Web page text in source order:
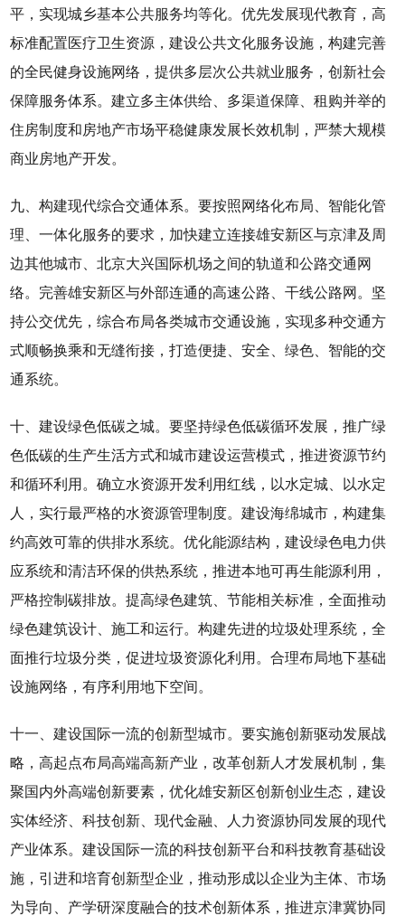
平，实现城乡基本公共服务均等化。优先发展现代教育，高
标准配置医疗卫生资源，建设公共文化服务设施，构建完善
的全民健身设施网络，提供多层次公共就业服务，创新社会
保障服务体系。建立多主体供给、多渠道保障、租购并举的
住房制度和房地产市场平稳健康发展长效机制，严禁大规模
商业房地产开发。
九、构建现代综合交通体系。要按照网络化布局、智能化管
理、一体化服务的要求，加快建立连接雄安新区与京津及周
边其他城市、北京大兴国际机场之间的轨道和公路交通网
络。完善雄安新区与外部连通的高速公路、干线公路网。坚
持公交优先，综合布局各类城市交通设施，实现多种交通方
式顺畅换乘和无缝衔接，打造便捷、安全、绿色、智能的交
通系统。
十、建设绿色低碳之城。要坚持绿色低碳循环发展，推广绿
色低碳的生产生活方式和城市建设运营模式，推进资源节约
和循环利用。确立水资源开发利用红线，以水定城、以水定
人，实行最严格的水资源管理制度。建设海绵城市，构建集
约高效可靠的供排水系统。优化能源结构，建设绿色电力供
应系统和清洁环保的供热系统，推进本地可再生能源利用，
严格控制碳排放。提高绿色建筑、节能相关标准，全面推动
绿色建筑设计、施工和运行。构建先进的垃圾处理系统，全
面推行垃圾分类，促进垃圾资源化利用。合理布局地下基础
设施网络，有序利用地下空间。
十一、建设国际一流的创新型城市。要实施创新驱动发展战
略，高起点布局高端高新产业，改革创新人才发展机制，集
聚国内外高端创新要素，优化雄安新区创新创业生态，建设
实体经济、科技创新、现代金融、人力资源协同发展的现代
产业体系。建设国际一流的科技创新平台和科技教育基础设
施，引进和培育创新型企业，推动形成以企业为主体、市场
为导向、产学研深度融合的技术创新体系，推进京津冀协同